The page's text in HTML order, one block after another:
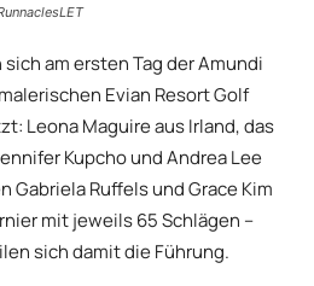
am ersten Tag der Amundi
Evian Resort Golf
Leona Maguire aus Irland, das
Kupcho und Andrea Lee
Ruffels und Grace Kim
mit jeweils 65 Schlägen –
sich damit die Führung.